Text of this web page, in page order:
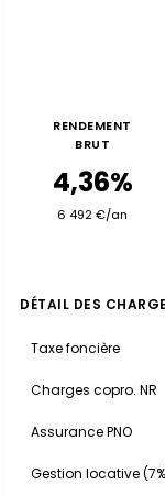
RENDEMENT
BRUT
4,36%
6 492 €/an
DÉTAIL DES
Taxe foncière
Charges copro. NR
Assurance PNO
Gestion locative